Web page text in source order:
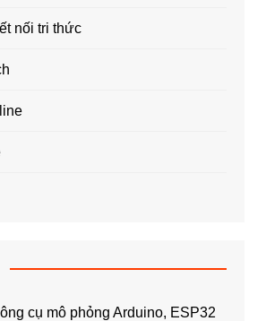
nối tri thức
cụ mô phỏng Arduino, ESP32